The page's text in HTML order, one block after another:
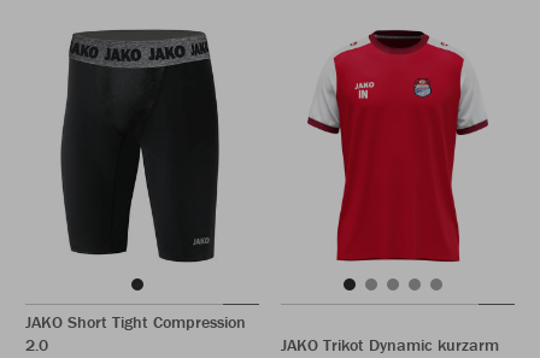
JAKO Short Tight Compression
2.0
JAKO Trikot Dynamic kurzarm